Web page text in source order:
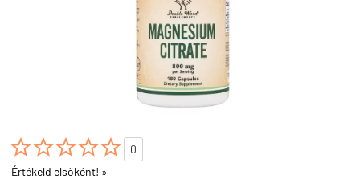

0
Értékeld elsőként! »